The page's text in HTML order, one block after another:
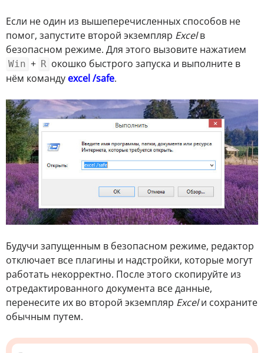
Если не один из вышеперечисленных способов не
помог, запустите второй экземпляр Excelв
безопасном режиме. Для этого вызовите нажатием
Win + R окошко быстрого запуска и выполните в
нём команду excel /safe.
Будучи запущенным в безопасном режиме, редактор
отключает все плагины и надстройки, которые могут
работать некорректно. После этого скопируйте из
отредактированного документа все данные,
перенесите их во второй экземпляр Excelи сохраните
обычным путем.